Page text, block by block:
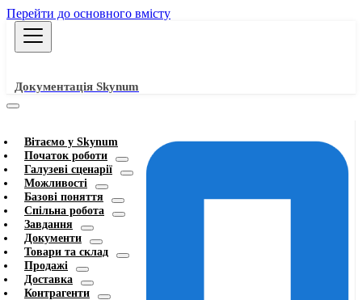
Перейти до основного вмісту
Документація Skynum
Вітаємо у Skynum
Початок роботи
Галузеві сценарії
Можливості
Базові поняття
Спільна робота
Завдання
Документи
Товари та склад
Продажі
Доставка
Контрагенти